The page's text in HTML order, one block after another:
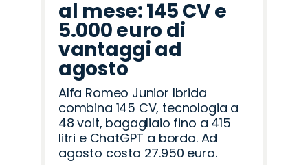
al mese: 145 CV e
5.000 euro di
vantaggi ad
agosto
Alfa Romeo Junior Ibrida
combina 145 CV, tecnologia a
48 volt, bagagliaio fino a 415
litri e ChatGPT a bordo. Ad
agosto costa 27.950 euro.